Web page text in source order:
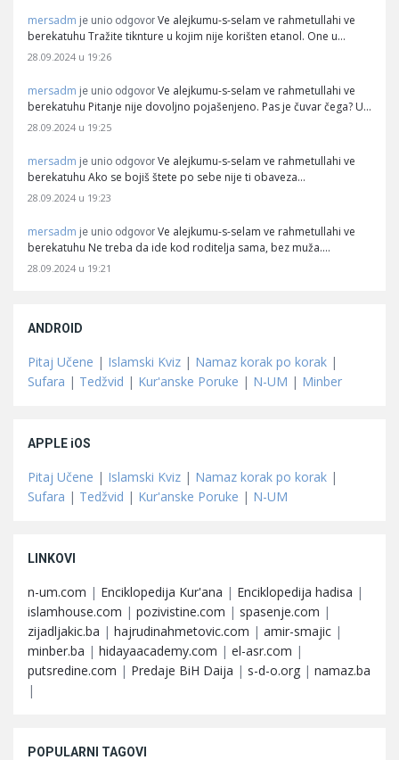
mersadm je unio odgovor Ve alejkumu-s-selam ve rahmetullahi ve
berekatuhu Tražite tiknture u kojim nije korišten etanol. One u…
28.09.2024 u 19:26
mersadm je unio odgovor Ve alejkumu-s-selam ve rahmetullahi ve
berekatuhu Pitanje nije dovoljno pojašenjeno. Pas je čuvar čega? U…
28.09.2024 u 19:25
mersadm je unio odgovor Ve alejkumu-s-selam ve rahmetullahi ve
berekatuhu Ako se bojiš štete po sebe nije ti obaveza…
28.09.2024 u 19:23
mersadm je unio odgovor Ve alejkumu-s-selam ve rahmetullahi ve
berekatuhu Ne treba da ide kod roditelja sama, bez muža.…
28.09.2024 u 19:21
ANDROID
Pitaj Učene | Islamski Kviz | Namaz korak po korak |
Sufara | Tedžvid | Kur'anske Poruke | N-UM | Minber
APPLE iOS
Pitaj Učene | Islamski Kviz | Namaz korak po korak |
Sufara | Tedžvid | Kur'anske Poruke | N-UM
LINKOVI
n-um.com | Enciklopedija Kur'ana | Enciklopedija hadisa |
islamhouse.com | pozivistine.com | spasenje.com |
zijadljakic.ba | hajrudinahmetovic.com | amir-smajic |
minber.ba | hidayaacademy.com | el-asr.com |
putsredine.com | Predaje BiH Daija | s-d-o.org | namaz.ba
|
POPULARNI TAGOVI